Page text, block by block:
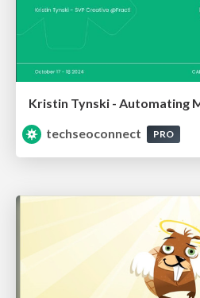
techseoconnect
PRO